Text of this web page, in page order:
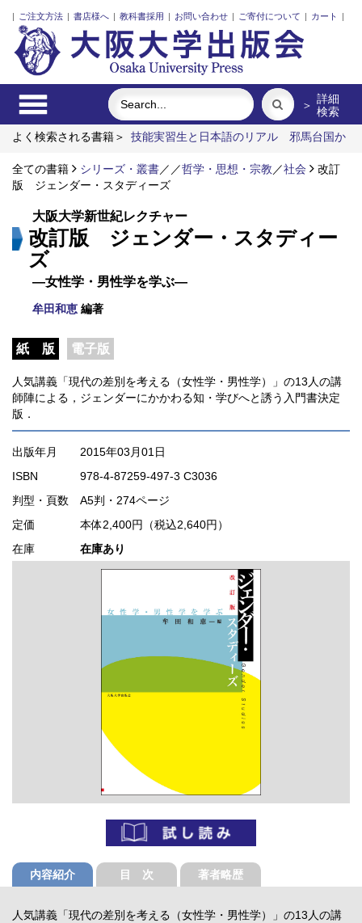
| ご注文方法 | 書店様へ | 教科書採用 | お問い合わせ | ご寄付について | カート |
＞ 詳細
検索
よく検索される書籍＞
技能実習生と日本語のリアル
邪馬台国か
の語順と相互行為
アーミッシュキルトを訪ねて
生成される平
和の民族誌
全ての書籍 シリーズ・叢書／ ／哲学・思想・宗教 ／社会
改訂
版 ジェンダー・スタディーズ
大阪大学新世紀レクチャー
改訂版 ジェンダー・スタディー
ズ
―女性学・男性学を学ぶ―
牟田和恵 編著
紙 版 電子版
人気講義「現代の差別を考える（女性学・男性学）」の13人の講
師陣による，ジェンダーにかかわる知・学びへと誘う入門書決定
版．
出版年月
2015年03月01日
ISBN
978-4-87259-497-3 C3036
判型・頁数 A5判・274ページ
定価
本体2,400円（税込2,640円）
在庫
在庫あり
内容紹介 目 次 著者略歴
人気講義「現代の差別を考える（女性学・男性学）」の13人の講